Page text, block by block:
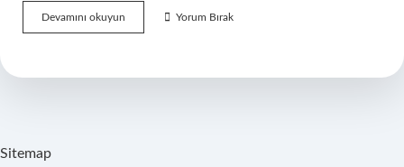
Devamını okuyun
Ne
Yorum Bırak
Sitemap